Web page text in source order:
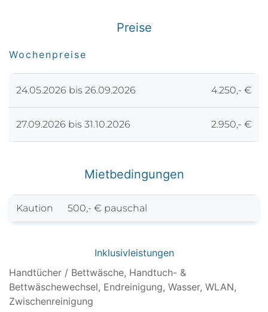
Preise
Wochenpreise
24.05.2026 bis 26.09.2026 4.250,- €
27.09.2026 bis 31.10.2026 2.950,- €
Mietbedingungen
Kaution 500,- € pauschal
Inklusivleistungen
Handtücher / Bettwäsche, Handtuch- &
Bettwäschewechsel, Endreinigung, Wasser, WLAN,
Zwischenreinigung